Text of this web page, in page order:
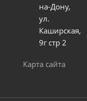
на-Дону,
ул.
Каширская,
9г стр 2
Карта сайта